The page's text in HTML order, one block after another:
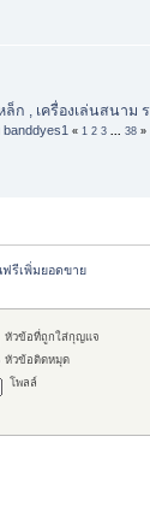
ล็ก , เครื่องเล่นสนา
banddyes1 « 1 2 3 38 »
ฟรีเพิ่มยอดขาย
หัวข้อที่ถูกใส่กุญแจ
หัวข้อติดหมุด
โพลล์